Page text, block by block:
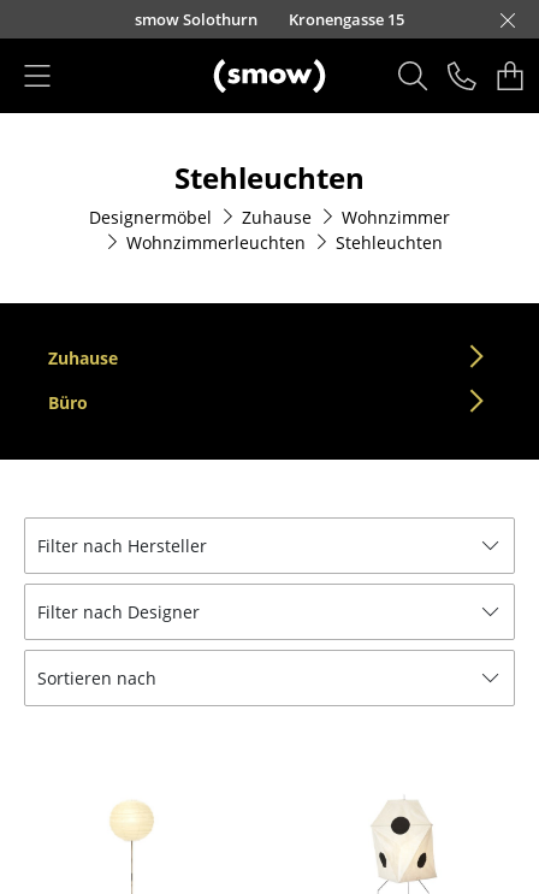
Direkt zum Inhaltsmow Solothurn Kronengasse 15
Esszimmerstühle
Barhocker
Hocker
Bänke & Liegen
Sitzsäcke
Schaukelstühle
Bürodrehstühle
Stehleuchten
Designermöbel Zuhause
Wohnzimmer
Wohnzimmerleuchten
Stehleuchten
Zuhause
Büro
Filter nach Hersteller
Filter nach Designer
Sortieren nach